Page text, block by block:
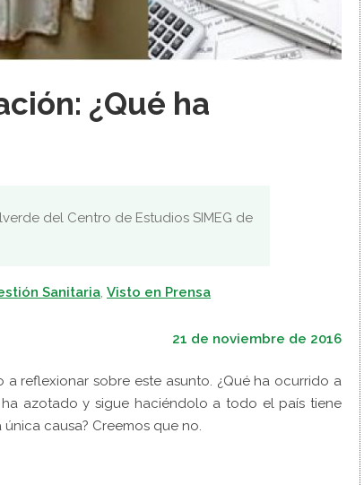
¿Qué ha
del Centro de Estudios SIMEG de
Sanitaria, Visto en Prensa
21 de noviembre de 2016
reflexionar sobre este asunto. ¿Qué ha ocurrido a
azotado y sigue haciéndolo a todo el país tiene
causa? Creemos que no.